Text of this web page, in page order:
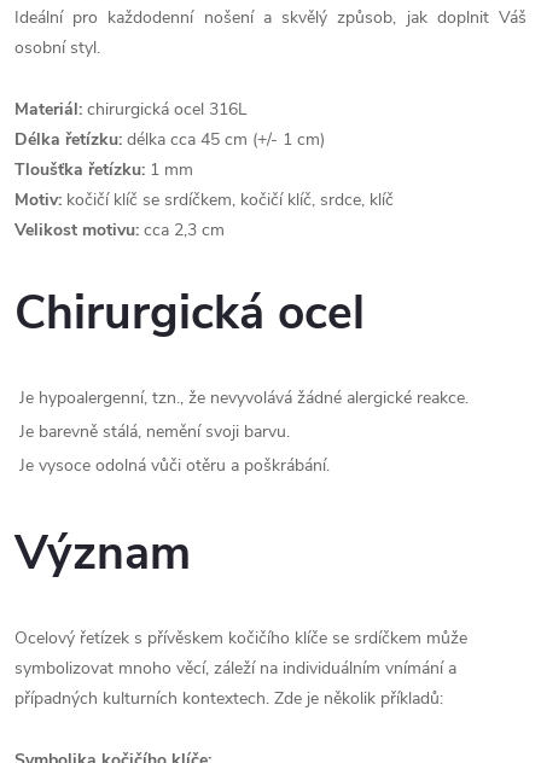
Ideální pro každodenní nošení a skvělý způsob, jak doplnit Váš
osobní styl.
Materiál: chirurgická ocel 316L
Délka řetízku: délka cca 45 cm (+/- 1 cm)
Tloušťka řetízku: 1 mm
Motiv: kočičí klíč se srdíčkem, kočičí klíč, srdce, klíč
Velikost motivu: cca 2,3 cm
Chirurgická ocel
Je hypoalergenní, tzn., že nevyvolává žádné alergické reakce.
Je barevně stálá, nemění svoji barvu.
Je vysoce odolná vůči otěru a poškrábání.
Význam
Ocelový řetízek s přívěskem kočičího klíče se srdíčkem může
symbolizovat mnoho věcí, záleží na individuálním vnímání a
případných kulturních kontextech. Zde je několik příkladů: